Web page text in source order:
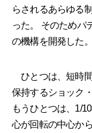
らされるあらゆる
った。 そのためパ
の機構を開発した。
ひとつは、短時
保持するショック
もうひとつは、1/
心が回転の中心か